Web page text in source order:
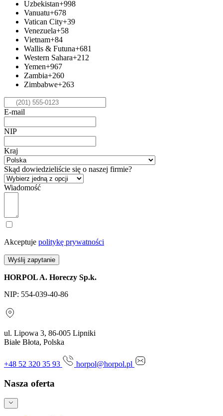
Uzbekistan+998
Vanuatu+678
Vatican City+39
Venezuela+58
Vietnam+84
Wallis & Futuna+681
Western Sahara+212
Yemen+967
Zambia+260
Zimbabwe+263
E-mail
NIP
Kraj
Skąd dowiedzieliście się o naszej firmie?
Wiadomość
Akceptuje politykę prywatności
Wyślij zapytanie
HORPOL A. Horeczy Sp.k.
NIP: 554-039-40-86
ul. Lipowa 3, 86-005 Lipniki
Białe Błota, Polska
+48 52 320 35 93 horpol@horpol.pl
Nasza oferta